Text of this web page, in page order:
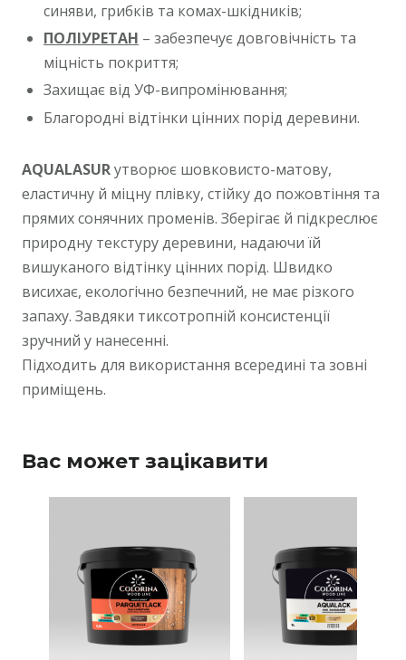
синяви, грибків та комах-шкідників;
ПОЛІУРЕТАН – забезпечує довговічність та
міцність покриття;
Захищає від УФ-випромінювання;
Благородні відтінки цінних порід деревини.
AQUALASURутворює шовковисто-матову,
еластичну й міцну плівку, стійку до пожовтіння та
прямих сонячних променів. Зберігає й підкреслює
природну текстуру деревини, надаючи їй
вишуканого відтінку цінних порід. Швидко
висихає, екологічно безпечний, не має різкого
запаху. Завдяки тиксотропній консистенції
зручний у нанесенні.
Підходить для використання всередині та зовні
приміщень.
Вас может зацікавити